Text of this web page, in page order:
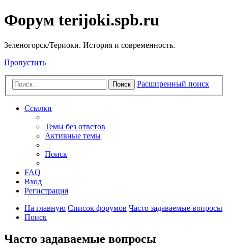
Форум terijoki.spb.ru
Зеленогорск/Териоки. История и современность.
Пропустить
Поиск Расширенный поиск
Ссылки
Темы без ответов
Активные темы
Поиск
FAQ
Вход
Регистрация
На главную Список форумов Часто задаваемые вопросы
Поиск
Часто задаваемые вопросы